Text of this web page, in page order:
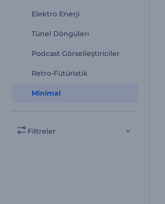
Elektro Enerji
Tünel Döngüleri
Podcast Görselleştiriciler
Retro-Fütüristik
Minimal
Filtreler